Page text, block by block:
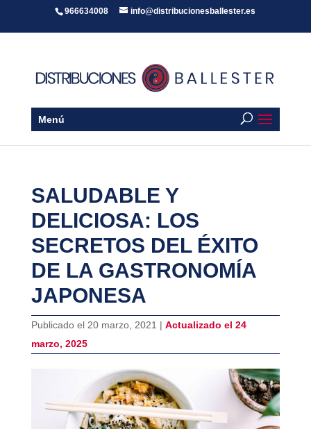
966634008 info@distribucionesballester.es
Menú
SALUDABLE Y
DELICIOSA: LOS
SECRETOS DEL ÉXITO
DE LA GASTRONOMÍA
JAPONESA
Publicado el 20 marzo, 2021 | Actualizado el 24
marzo, 2025